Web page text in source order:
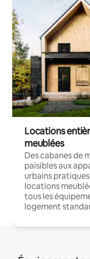
Locations
meublées
Des cabanes de
paisibles aux
urbains
locations
tous les
logement